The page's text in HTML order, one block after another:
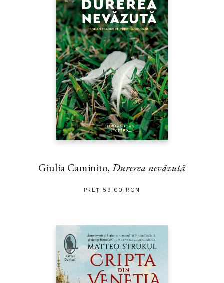
Giulia Caminito, Durerea nevăzută
PREȚ 59.00 RON